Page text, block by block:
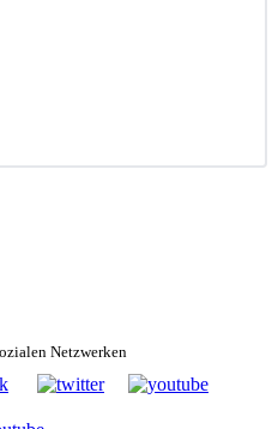
Netzwerken